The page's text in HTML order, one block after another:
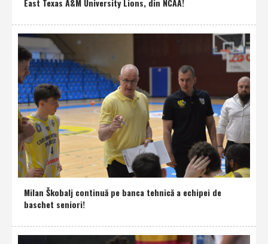
East Texas A&M University Lions, din NCAA!
Milan Škobalj continuă pe banca tehnică a echipei de
baschet seniori!